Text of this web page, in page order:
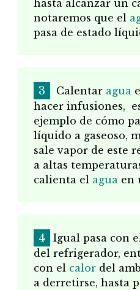
hasta alcanzar un
notaremos que el
pasa de estado
Calentar agua
hacer infusiones,
ejemplo de cómo
líquido a gaseoso,
sale vapor de este
a altas
calienta el agua en
Igual pasa con
del refrigerador,
con el calor del
a derretirse, hasta